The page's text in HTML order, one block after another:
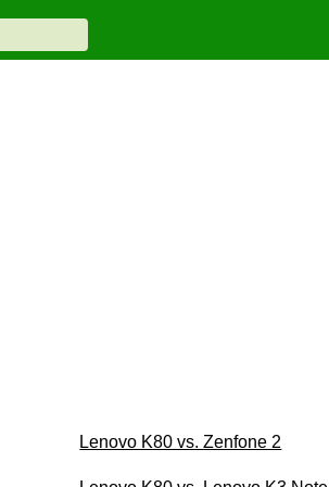
Lenovo K80 vs. Zenfone 2